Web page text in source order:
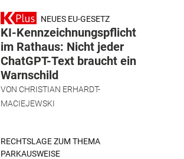
NEUES EU-GESETZ
KI-Kennzeichnungspflicht
im Rathaus: Nicht jeder
ChatGPT-Text braucht ein
Warnschild
VON CHRISTIAN ERHARDT-
MACIEJEWSKI
RECHTSLAGE ZUM THEMA
PARKAUSWEISE